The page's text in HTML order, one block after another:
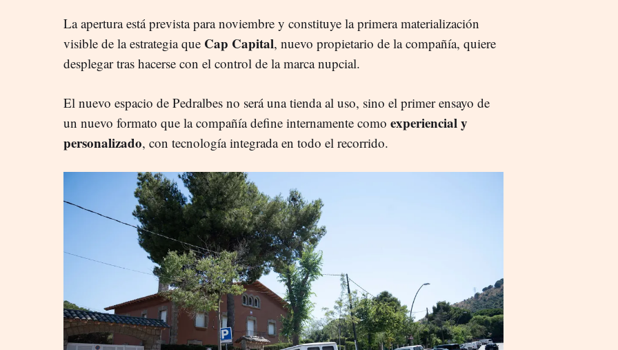
La apertura está prevista para noviembre y constituye la primera materialización
visible de la estrategia que Cap Capital, nuevo propietario de la compañía, quiere
desplegar tras hacerse con el control de la marca nupcial.
El nuevo espacio de Pedralbes no será una tienda al uso, sino el primer ensayo de
un nuevo formato que la compañía define internamente como experiencial y
personalizado, con tecnología integrada en todo el recorrido.